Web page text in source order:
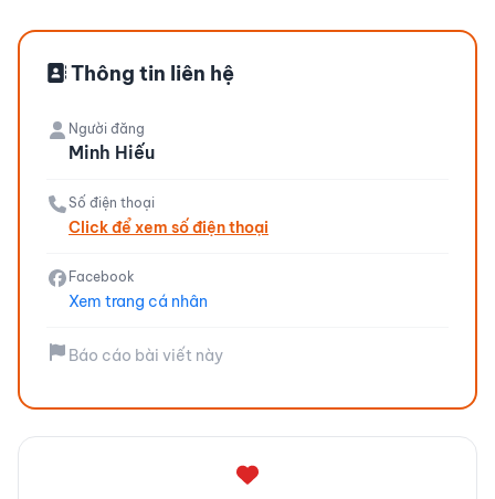
Thông tin liên hệ
Người đăng
Minh Hiếu
Số điện thoại
Click để xem số điện thoại
Facebook
Xem trang cá nhân
Báo cáo bài viết này